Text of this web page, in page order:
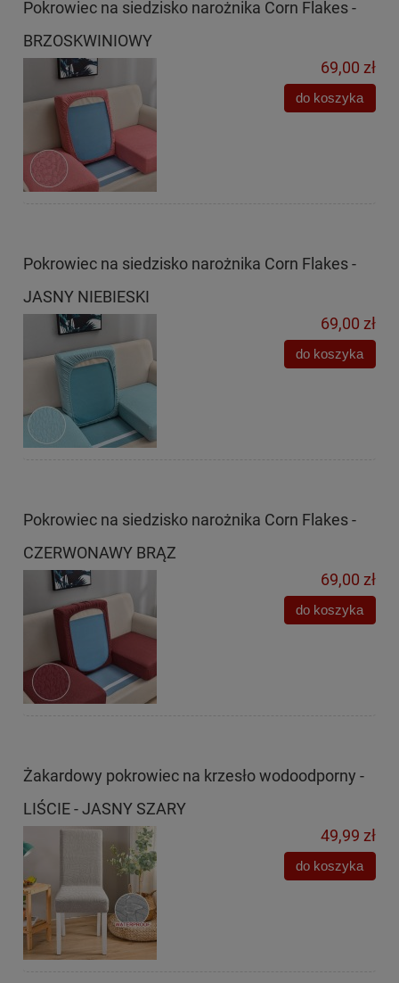
Pokrowiec na siedzisko narożnika Corn Flakes -
BRZOSKWINIOWY
69,00 zł
do koszyka
Pokrowiec na siedzisko narożnika Corn Flakes -
JASNY NIEBIESKI
69,00 zł
do koszyka
Pokrowiec na siedzisko narożnika Corn Flakes -
CZERWONAWY BRĄZ
69,00 zł
do koszyka
Żakardowy pokrowiec na krzesło wodoodporny -
LIŚCIE - JASNY SZARY
49,99 zł
do koszyka